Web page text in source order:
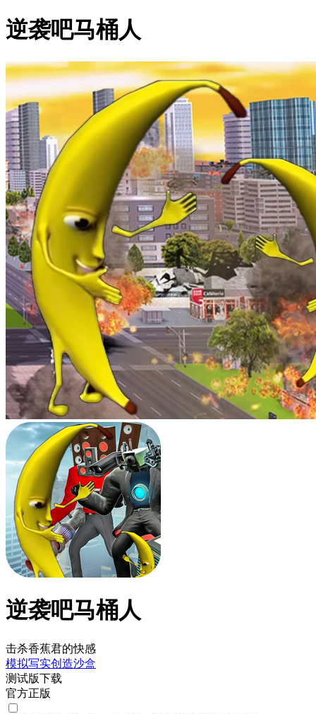
逆袭吧马桶人
逆袭吧马桶人
击杀香蕉君的快感
模拟写实创造沙盒
测试版下载
官方正版